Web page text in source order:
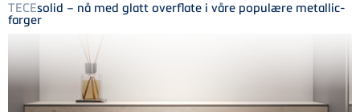
TECEsolid – nå med glatt overflate i våre populære metallic-
farger